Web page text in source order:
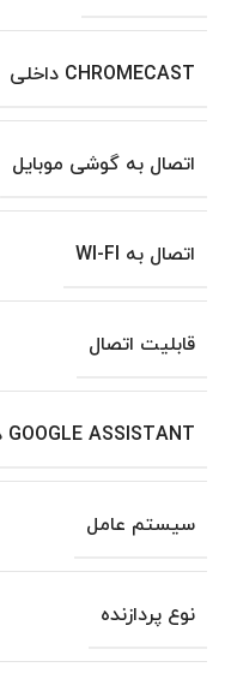
CHROMECAST داخلی
اتصال به گوشی موبایل
اتصال به WI-FI
قابلیت اتصال
GOOGLE ASSISTANT داخلی
سیستم عامل
نوع پردازنده